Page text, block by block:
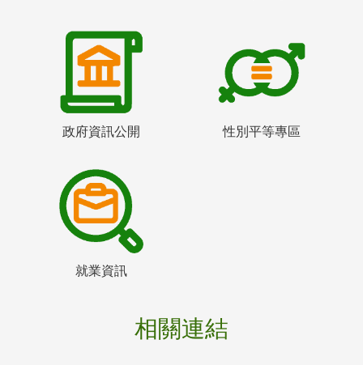
政府資訊公開 性別平等專區
就業資訊
相關連結